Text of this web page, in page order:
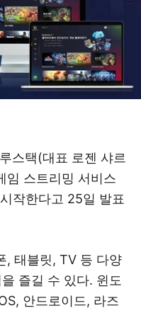
스택(대표 로젠 샤르
임 스트리밍 서비스
작한다고 25일 발표
, 태블릿, TV 등 다양
즐길 수 있다. 윈도
안드로이드, 라즈